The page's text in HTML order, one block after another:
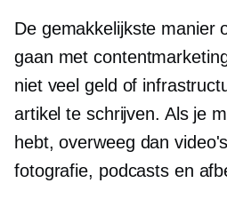
De gemakkelijkste manier
gaan met
niet veel geld of
artikel te schrijven. Als je
hebt, overweeg dan
fotografie, podcasts en